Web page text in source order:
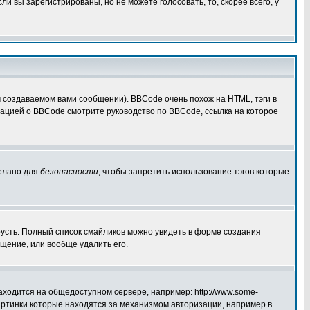
вы зарегистрированы, но не можете голосовать, то, скорее всего, у
вами сообщении). BBCode очень похож на HTML, тэги в
о BBCode смотрите руководство по BBCode, ссылка на которое
для безопасности, чтобы запретить использование тэгов которые
Полный список смайликов можно увидеть в форме создания
или вообще удалить его.
на общедоступном сервере, например: http://www.some-
которые находятся за механизмом авторизации, например в